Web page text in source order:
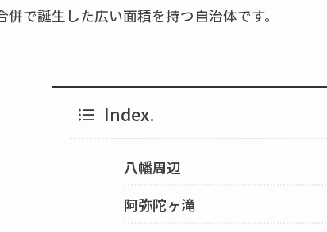
で誕生した広い面積を持つ自治体です。
Index.
八幡周辺
阿弥陀ヶ滝